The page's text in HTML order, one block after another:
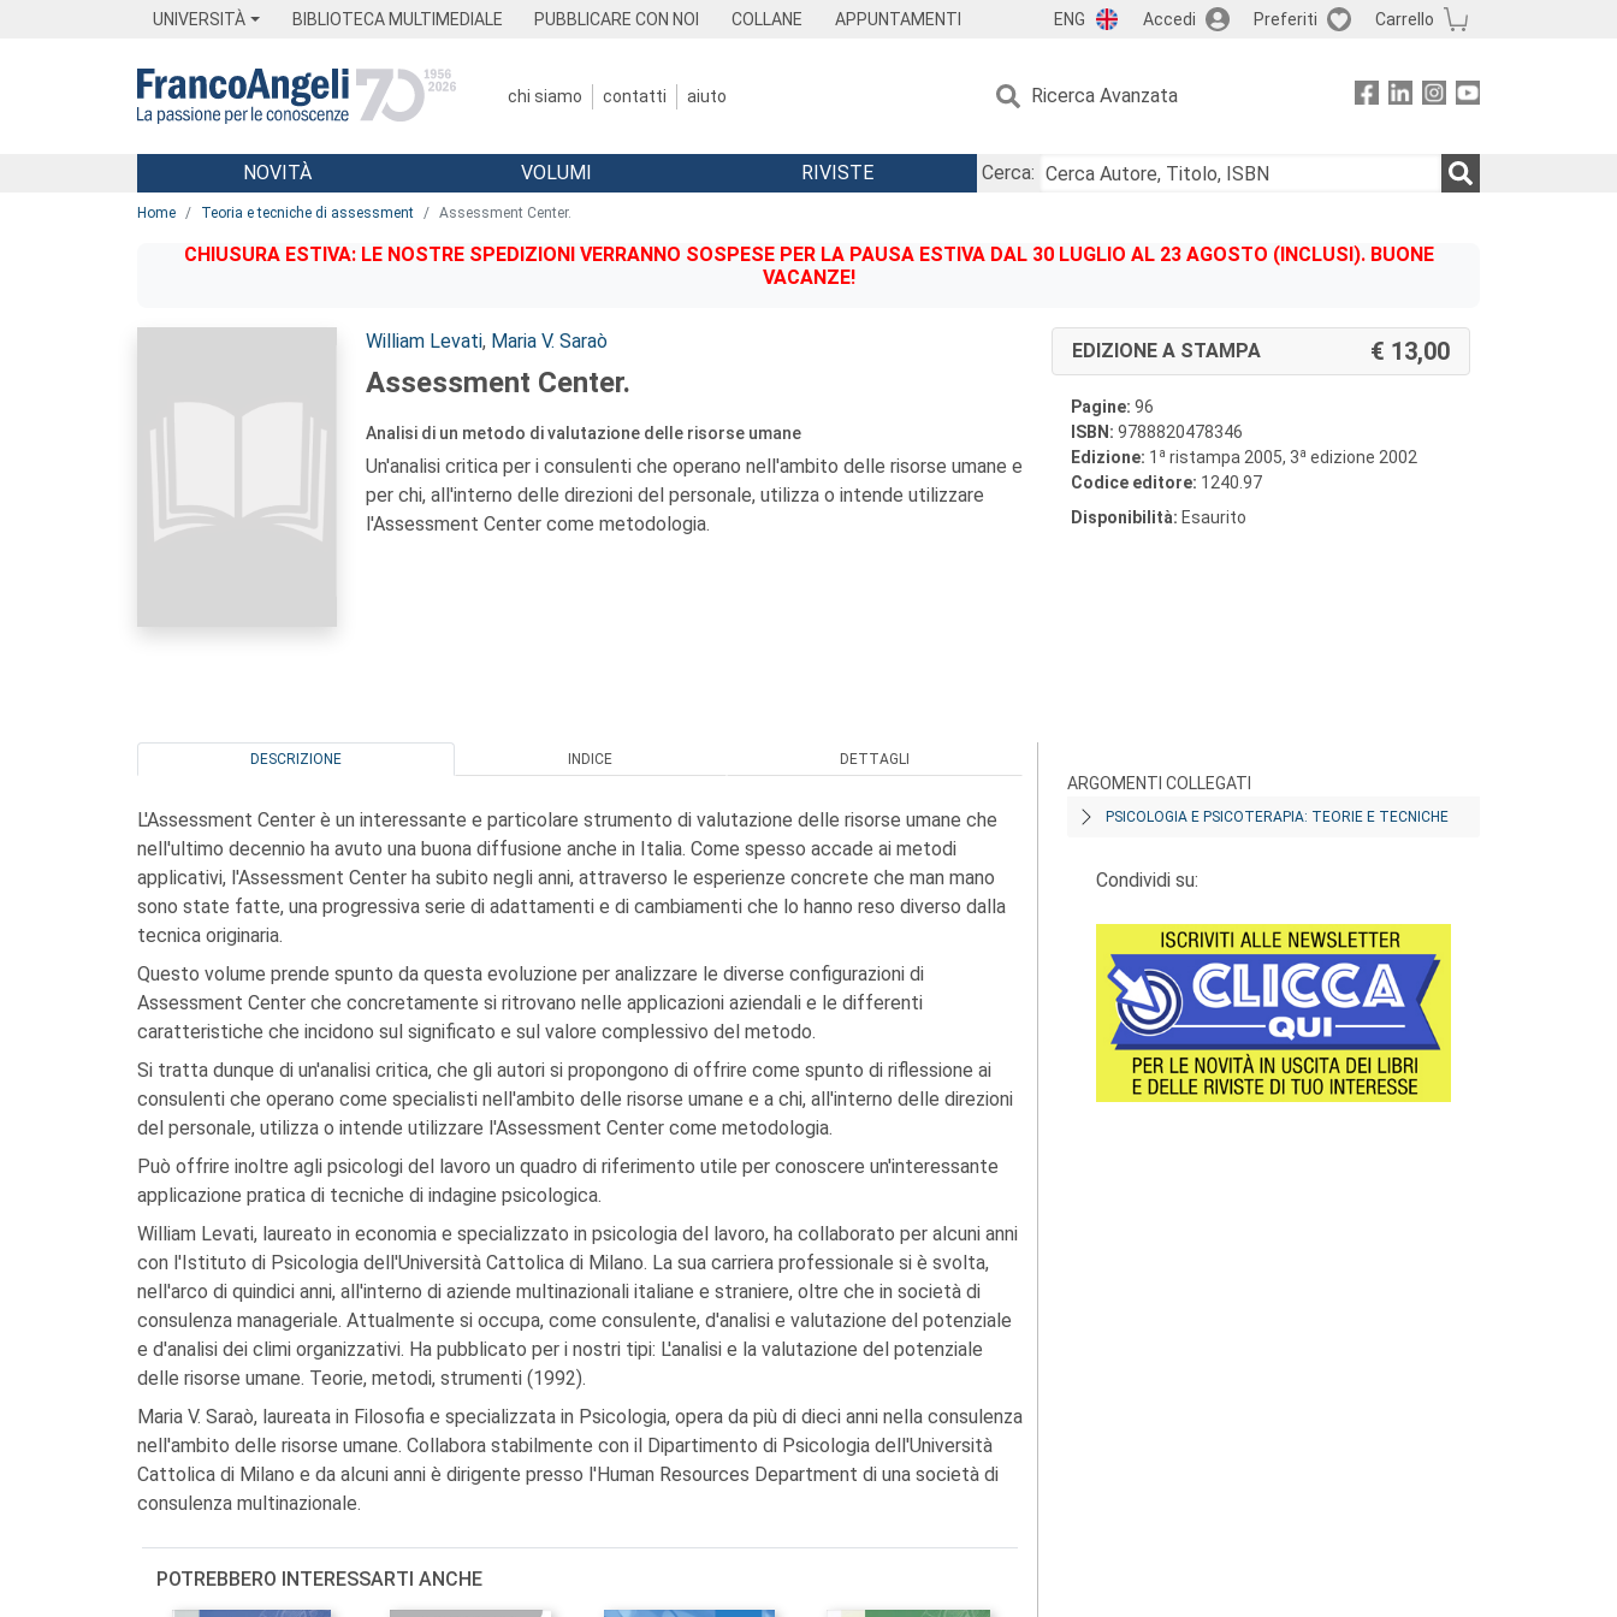
UNIVERSITÀ BIBLIOTECA MULTIMEDIALE PUBBLICARE CON NOI COLLANE APPUNTAMENTI ENG Accedi Preferiti Carrello
chi siamo contatti aiuto Ricerca Avanzata
Menu
NOVITÀ VOLUMI RIVISTE
Cerca:
Home Teoria e tecniche di assessment Assessment Center.
CHIUSURA ESTIVA: LE NOSTRE SPEDIZIONI VERRANNO SOSPESE PER LA PAUSA ESTIVA DAL 30 LUGLIO AL 23 AGOSTO (INCLUSI). BUONE
VACANZE!
Autori:
William Levati, Maria V. Saraò
Assessment Center.
Analisi di un metodo di valutazione delle risorse umane
Un'analisi critica per i consulenti che operano nell'ambito delle risorse umane e
per chi, all'interno delle direzioni del personale, utilizza o intende utilizzare
l'Assessment Center come metodologia.
EDIZIONE A STAMPA 13,00
Pagine: 96
ISBN: 9788820478346
Edizione: 1 a ristampa 2005, 3a edizione 2002
Codice editore: 1240.97
Disponibilità: Esaurito
DESCRIZIONE INDICE DETTAGLI
L'Assessment Center è un interessante e particolare strumento di valutazione delle risorse umane che
nell'ultimo decennio ha avuto una buona diffusione anche in Italia. Come spesso accade ai metodi
applicativi, l'Assessment Center ha subito negli anni, attraverso le esperienze concrete che man mano
sono state fatte, una progressiva serie di adattamenti e di cambiamenti che lo hanno reso diverso dalla
tecnica originaria.
Questo volume prende spunto da questa evoluzione per analizzare le diverse configurazioni di
Assessment Center che concretamente si ritrovano nelle applicazioni aziendali e le differenti
caratteristiche che incidono sul significato e sul valore complessivo del metodo.
Si tratta dunque di un'analisi critica, che gli autori si propongono di offrire come spunto di riflessione ai
consulenti che operano come specialisti nell'ambito delle risorse umane e a chi, all'interno delle direzioni
del personale, utilizza o intende utilizzare l'Assessment Center come metodologia.
Può offrire inoltre agli psicologi del lavoro un quadro di riferimento utile per conoscere un'interessante
applicazione pratica di tecniche di indagine psicologica.
William Levati, laureato in economia e specializzato in psicologia del lavoro, ha collaborato per alcuni anni
con l'Istituto di Psicologia dell'Università Cattolica di Milano. La sua carriera professionale si è svolta,
nell'arco di quindici anni, all'interno di aziende multinazionali italiane e straniere, oltre che in società di
consulenza manageriale. Attualmente si occupa, come consulente, d'analisi e valutazione del potenziale
e d'analisi dei climi organizzativi. Ha pubblicato per i nostri tipi: L'analisi e la valutazione del potenziale
delle risorse umane. Teorie, metodi, strumenti (1992).
Maria V. Saraò, laureata in Filosofia e specializzata in Psicologia, opera da più di dieci anni nella consulenza
nell'ambito delle risorse umane. Collabora stabilmente con il Dipartimento di Psicologia dell'Università
Cattolica di Milano e da alcuni anni è dirigente presso l'Human Resources Department di una società di
consulenza multinazionale.
POTREBBERO INTERESSARTI ANCHE
ARGOMENTI COLLEGATI
PSICOLOGIA E PSICOTERAPIA: TEORIE E TECNICHE
Condividi su: